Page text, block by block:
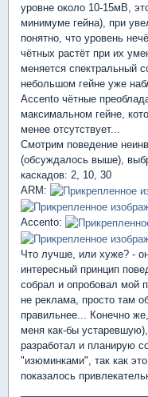
уровне около 10-15мВ,
минимуме гейна), при
понятно, что уровень
чётных растёт при их
меняется спектральный
небольшом гейне уже
Accento чётные
максимальном гейне,
менее отсутствует...
Смотрим поведение
(обсуждалось выше),
каскадов: 2, 10, 30
ARM:
Accento:
Что лучше, или хуже? -
интересный принцип
собрал и опробовал мой
не реклама, просто там
правильнее... Конечно
меня как-бы
разработал и планирую
"изюминками", так как
показалось